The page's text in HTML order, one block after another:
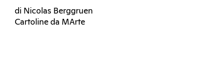
di Nicolas Berggruen
Cartoline da MArte